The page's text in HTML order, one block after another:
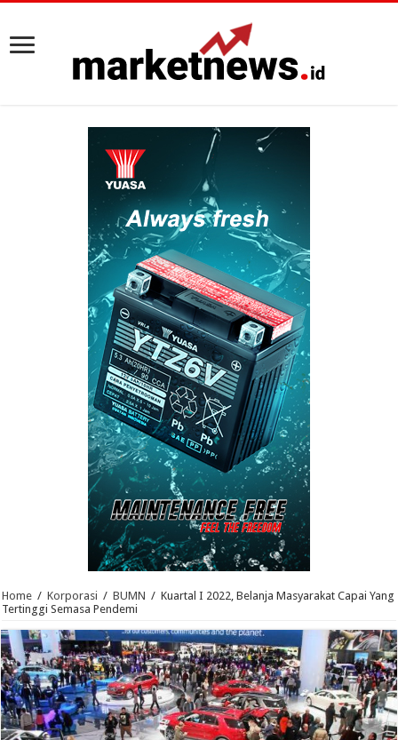
Home / Korporasi / BUMN / Kuartal I 2022, Belanja Masyarakat Capai Yang
Tertinggi Semasa Pendemi